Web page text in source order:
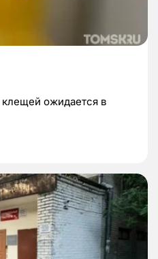
клещей ожидается в